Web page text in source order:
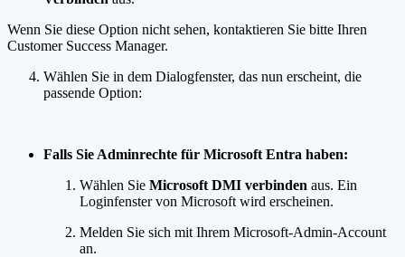
Wenn Sie diese Option nicht sehen, kontaktieren Sie bitte Ihren
Customer Success Manager.
Wählen Sie in dem Dialogfenster, das nun erscheint, die
passende Option:
Falls Sie Adminrechte für Microsoft Entra haben:
Wählen Sie Microsoft DMI verbinden aus. Ein
Loginfenster von Microsoft wird erscheinen.
Melden Sie sich mit Ihrem Microsoft-Admin-Account
an.